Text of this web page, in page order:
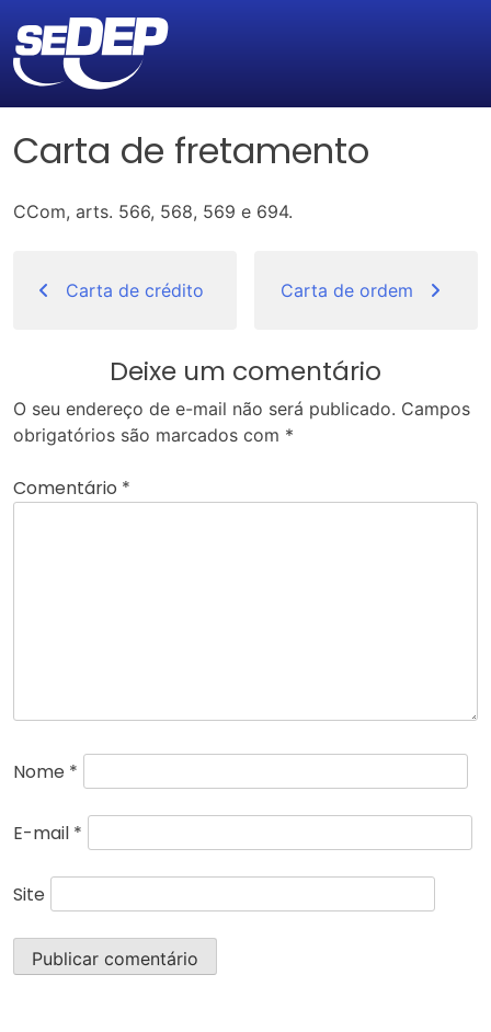
Carta de fretamento
CCom, arts. 566, 568, 569 e 694.
de
Carta de crédito Carta de ordem
Deixe um comentário
O seu endereço de e-mail não será publicado. Campos
obrigatórios são marcados com *
Comentário *
Nome *
E-mail *
Site